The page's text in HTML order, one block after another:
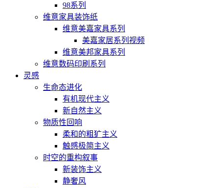
98系列
维意家具装饰纸
维意美嘉家具系列
美嘉家居系列视频
维意美邦家具系列
维意数码印刷系列
灵感
生命态进化
有机现代主义
新自然主义
物质性回响
柔和的粗犷主义
触感极简主义
时空的重构叙事
新装饰主义
静奢风